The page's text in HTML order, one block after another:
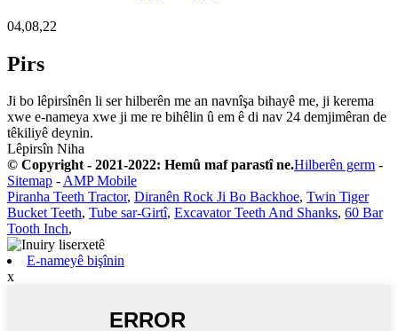
04,08,22
Pirs
Ji bo lêpirsînên li ser hilberên me an navnîşa bihayê me, ji kerema
xwe e-nameya xwe ji me re bihêlin û em ê di nav 24 demjimêran de
têkiliyê deynin.
Lêpirsîn Niha
© Copyright - 2021-2022: Hemû maf parastî ne.Hilberên germ -
Sitemap -AMP Mobile
Piranha Teeth Tractor, Diranên Rock Ji Bo Backhoe, Twin Tiger
Bucket Teeth, Tube sar-Girtî, Excavator Teeth And Shanks, 60 Bar
Tooth Inch,
E-nameyê bişînin
x